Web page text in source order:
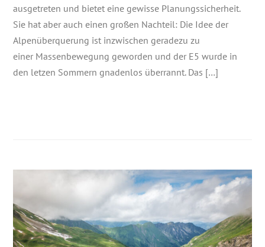
ausgetreten und bietet eine gewisse Planungssicherheit.
Sie hat aber auch einen großen Nachteil: Die Idee der
Alpenüberquerung ist inzwischen geradezu zu
einer Massenbewegung geworden und der E5 wurde in
den letzen Sommern gnadenlos überrannt. Das […]